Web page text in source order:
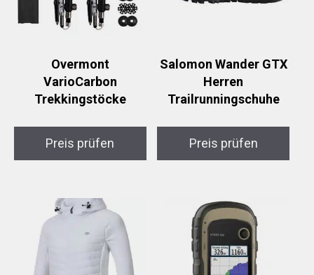
Overmont
VarioCarbon
Trekkingstöcke
Preis prüfen
Salomon Wander GTX
Herren
Trailrunningschuhe
Preis prüfen